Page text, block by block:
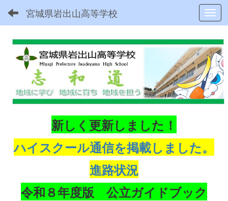
宮城県岩出山高等学校
新しく更新しました！
ハイスクール通信を掲載しました。
進路状況
令和８年度版 公立ガイドブック